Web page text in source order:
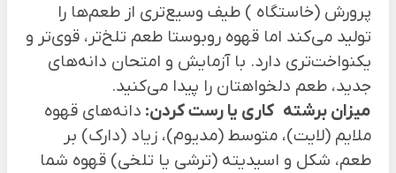
پرورش (خاستگاه ) طیف وسیع‌تری از طعم‌ها را
تولید می‌کند اما قهوه روبوستا طعم تلخ‌تر، قوی‌تر و
یکنواخت‌تری دارد. با آزمایش و امتحان دانه‌های
جدید، طعم دلخواهتان را پیدا می‌کنید.
میزان برشته کاری یا رست کردن: دانه‌های قهوه
ملایم (لایت)، متوسط (مدیوم)، زیاد (دارک) بر
طعم، شکل و اسیدیته (ترشی یا تلخی) قهوه شما